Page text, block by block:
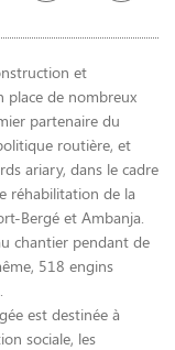
et
place de nombreux
partenaire du
routière, et
ariary, dans le cadre
réhabilitation de la
Bergé et Ambanja.
chantier pendant de
518 engins
est destinée à
sociale, les